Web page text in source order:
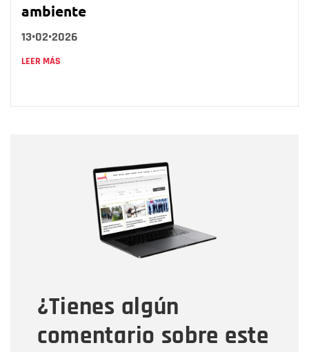
ambiente
13•02•2026
LEER MÁS
¿Tienes algún
comentario sobre este
Correo electrónico
Tipo de comentario
Mensaje